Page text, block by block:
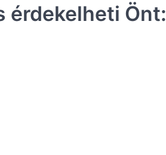
érdekelheti Önt: